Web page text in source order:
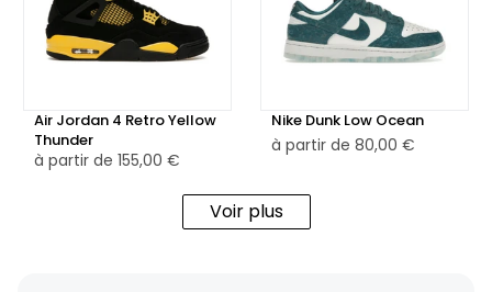
Air Jordan 4 Retro Yellow
Thunder
à partir de 155,00 €
Nike Dunk Low Ocean
à partir de 80,00 €
Voir plus